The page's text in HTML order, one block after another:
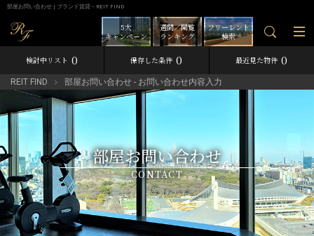
部屋お問い合わせ | ブランド賃貸－REIT FIND
フリーレント
検索
週間／閲覧
ランキング
5大
キャンペーン
検討中リスト 0 保存した条件 0 最近見た物件 0
REIT FIND 部屋お問い合わせ - お問い合わせ内容入力
部屋お問い合わせ
CONTACT